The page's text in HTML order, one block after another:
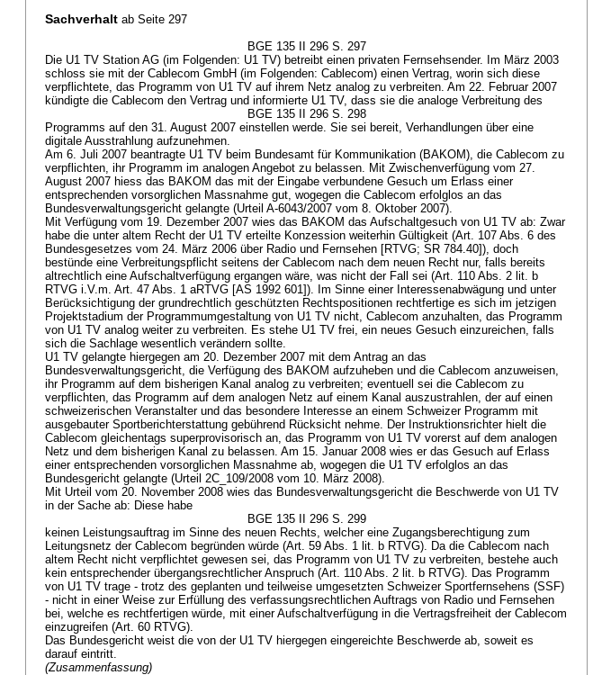
Sachverhalt ab Seite 297
BGE 135 II 296 S. 297
Die U1 TV Station AG (im Folgenden: U1 TV) betreibt einen privaten Fernsehsender. Im März 2003
schloss sie mit der Cablecom GmbH (im Folgenden: Cablecom) einen Vertrag, worin sich diese
verpflichtete, das Programm von U1 TV auf ihrem Netz analog zu verbreiten. Am 22. Februar 2007
kündigte die Cablecom den Vertrag und informierte U1 TV, dass sie die analoge Verbreitung des
BGE 135 II 296 S. 298
Programms auf den 31. August 2007 einstellen werde. Sie sei bereit, Verhandlungen über eine
digitale Ausstrahlung aufzunehmen.
Am 6. Juli 2007 beantragte U1 TV beim Bundesamt für Kommunikation (BAKOM), die Cablecom zu
verpflichten, ihr Programm im analogen Angebot zu belassen. Mit Zwischenverfügung vom 27.
August 2007 hiess das BAKOM das mit der Eingabe verbundene Gesuch um Erlass einer
entsprechenden vorsorglichen Massnahme gut, wogegen die Cablecom erfolglos an das
Bundesverwaltungsgericht gelangte (Urteil A-6043/2007 vom 8. Oktober 2007).
Mit Verfügung vom 19. Dezember 2007 wies das BAKOM das Aufschaltgesuch von U1 TV ab: Zwar
habe die unter altem Recht der U1 TV erteilte Konzession weiterhin Gültigkeit (Art. 107 Abs. 6 des
Bundesgesetzes vom 24. März 2006 über Radio und Fernsehen [RTVG; SR 784.40]), doch
bestünde eine Verbreitungspflicht seitens der Cablecom nach dem neuen Recht nur, falls bereits
altrechtlich eine Aufschaltverfügung ergangen wäre, was nicht der Fall sei (Art. 110 Abs. 2 lit. b
RTVG i.V.m. Art. 47 Abs. 1 aRTVG [AS 1992 601]). Im Sinne einer Interessenabwägung und unter
Berücksichtigung der grundrechtlich geschützten Rechtspositionen rechtfertige es sich im jetzigen
Projektstadium der Programmumgestaltung von U1 TV nicht, Cablecom anzuhalten, das Programm
von U1 TV analog weiter zu verbreiten. Es stehe U1 TV frei, ein neues Gesuch einzureichen, falls
sich die Sachlage wesentlich verändern sollte.
U1 TV gelangte hiergegen am 20. Dezember 2007 mit dem Antrag an das
Bundesverwaltungsgericht, die Verfügung des BAKOM aufzuheben und die Cablecom anzuweisen,
ihr Programm auf dem bisherigen Kanal analog zu verbreiten; eventuell sei die Cablecom zu
verpflichten, das Programm auf dem analogen Netz auf einem Kanal auszustrahlen, der auf einen
schweizerischen Veranstalter und das besondere Interesse an einem Schweizer Programm mit
ausgebauter Sportberichterstattung gebührend Rücksicht nehme. Der Instruktionsrichter hielt die
Cablecom gleichentags superprovisorisch an, das Programm von U1 TV vorerst auf dem analogen
Netz und dem bisherigen Kanal zu belassen. Am 15. Januar 2008 wies er das Gesuch auf Erlass
einer entsprechenden vorsorglichen Massnahme ab, wogegen die U1 TV erfolglos an das
Bundesgericht gelangte (Urteil 2C_109/2008 vom 10. März 2008).
Mit Urteil vom 20. November 2008 wies das Bundesverwaltungsgericht die Beschwerde von U1 TV
in der Sache ab: Diese habe
BGE 135 II 296 S. 299
keinen Leistungsauftrag im Sinne des neuen Rechts, welcher eine Zugangsberechtigung zum
Leitungsnetz der Cablecom begründen würde (Art. 59 Abs. 1 lit. b RTVG). Da die Cablecom nach
altem Recht nicht verpflichtet gewesen sei, das Programm von U1 TV zu verbreiten, bestehe auch
kein entsprechender übergangsrechtlicher Anspruch (Art. 110 Abs. 2 lit. b RTVG). Das Programm
von U1 TV trage - trotz des geplanten und teilweise umgesetzten Schweizer Sportfernsehens (SSF)
- nicht in einer Weise zur Erfüllung des verfassungsrechtlichen Auftrags von Radio und Fernsehen
bei, welche es rechtfertigen würde, mit einer Aufschaltverfügung in die Vertragsfreiheit der Cablecom
einzugreifen (Art. 60 RTVG).
Das Bundesgericht weist die von der U1 TV hiergegen eingereichte Beschwerde ab, soweit es
darauf eintritt.
(Zusammenfassung)